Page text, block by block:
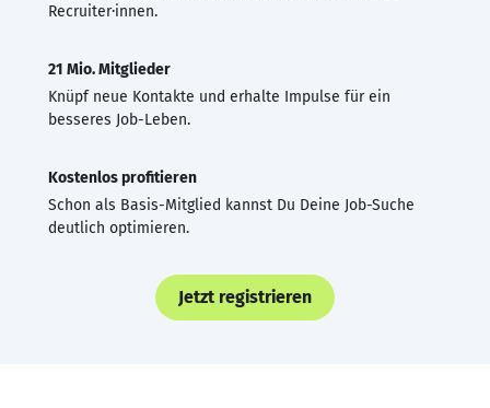
Recruiter·innen.
21 Mio. Mitglieder
Knüpf neue Kontakte und erhalte Impulse für ein
besseres Job-Leben.
Kostenlos profitieren
Schon als Basis-Mitglied kannst Du Deine Job-Suche
deutlich optimieren.
Jetzt registrieren